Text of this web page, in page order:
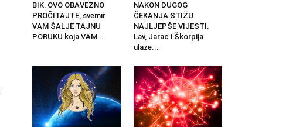
BIK: OVO OBAVEZNO
PROČITAJTE, svemir
VAM ŠALJE TAJNU
PORUKU koja VAM...
NAKON DUGOG
ČEKANJA STIŽU
NAJLJEPŠE VIJESTI:
Lav, Jarac i Škorpija
ulaze...